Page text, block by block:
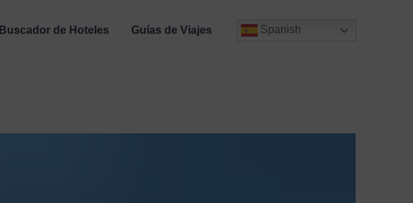
Buscador de Hoteles Guías de Viajes Spanish